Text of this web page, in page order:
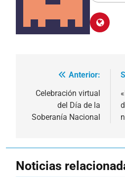
Navegación
de
entradas
Anterior:
Celebración virtual
del Día de la
Soberanía Nacional
Noticias